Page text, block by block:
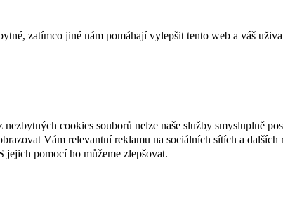
zatímco jiné nám pomáhají vylepšit tento web a váš
cookies souborů nelze naše služby smysluplně
Vám relevantní reklamu na sociálních sítích a dalších
jejich pomocí ho můžeme zlepšovat.